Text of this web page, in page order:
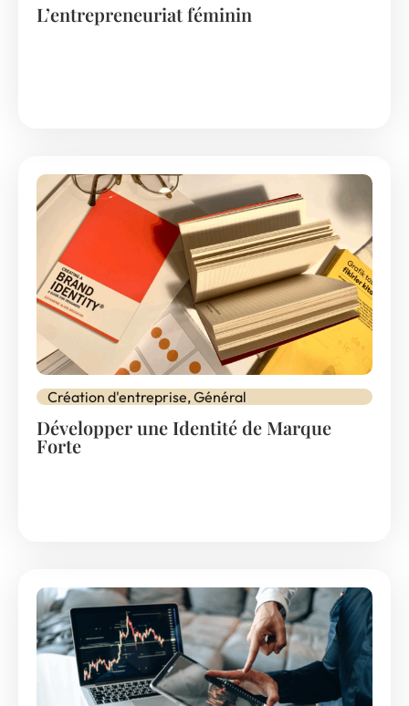
L’entrepreneuriat féminin
Création d'entreprise,Général
Développer une Identité de Marque
Forte